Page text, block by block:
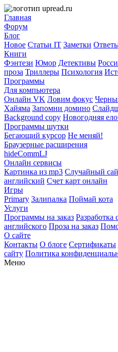
Главная
Форум
Блог
Новое Статьи IT Заметки
Книги
Фэнтези Юмор Детективы
проза Триллеры Психология
Программы
Для компьютера
Онлайн VK Ловим фокус
Хайяма Запомни домино
Background copy Новогодняя
Программы шутки
Бегающий курсор Не меняй!
Браузерные расширения
hideCommLJ
Онлайн сервисы
Картинка из mp3 Случайный
английский Счет карт онлайн
Игры
Primary Залипалка Поймай кота
Услуги
Программы на заказ Разработка
английского Проза на заказ
О сайте
Контакты О блоге Сертификаты
сайту Политика
Меню